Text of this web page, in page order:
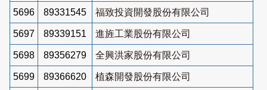
5696 89331545 福致投資開發股份有限公司
5697 89339151 進旌工業股份有限公司
5698 89356279 全興洪家股份有限公司
5699 89366620 植森開發股份有限公司